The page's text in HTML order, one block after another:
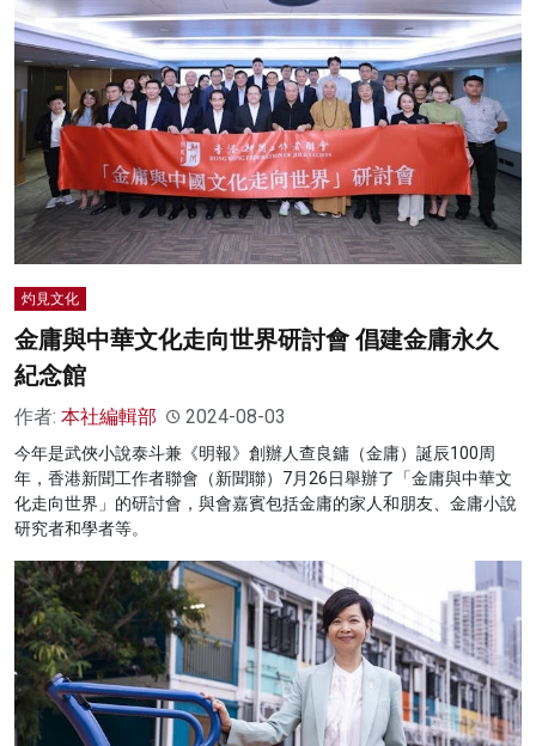
灼見文化
金庸與中華文化走向世界研討會 倡建金庸永久
紀念館
作者: 本社編輯部 2024-08-03
今年是武俠小說泰斗兼《明報》創辦人查良鏞（金庸）誕辰100周
年，香港新聞工作者聯會（新聞聯）7月26日舉辦了「金庸與中華文
化走向世界」的研討會，與會嘉賓包括金庸的家人和朋友、金庸小說
研究者和學者等。